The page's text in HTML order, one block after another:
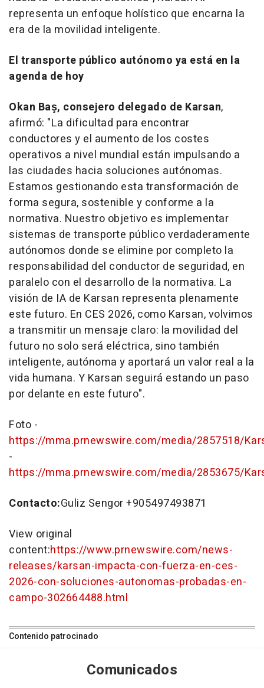
representa un enfoque holístico que encarna la
era de la movilidad inteligente.
El transporte público autónomo ya está en la
agenda de hoy
Okan Baş, consejero delegado de Karsan,
afirmó: "La dificultad para encontrar
conductores y el aumento de los costes
operativos a nivel mundial están impulsando a
las ciudades hacia soluciones autónomas.
Estamos gestionando esta transformación de
forma segura, sostenible y conforme a la
normativa. Nuestro objetivo es implementar
sistemas de transporte público verdaderamente
autónomos donde se elimine por completo la
responsabilidad del conductor de seguridad, en
paralelo con el desarrollo de la normativa. La
visión de IA de Karsan representa plenamente
este futuro. En CES 2026, como Karsan, volvimos
a transmitir un mensaje claro: la movilidad del
futuro no solo será eléctrica, sino también
inteligente, autónoma y aportará un valor real a la
vida humana. Y Karsan seguirá estando un paso
por delante en este futuro".
Foto -
https://mma.prnewswire.com/media/2857518/
-
https://mma.prnewswire.com/media/2853675/
Contacto:Guliz Sengor +905497493871
View original
content:https://www.prnewswire.com/news-
releases/karsan-impacta-con-fuerza-en-ces-
2026-con-soluciones-autonomas-probadas-en-
campo-302664488.html
Contenido patrocinado
Comunicados